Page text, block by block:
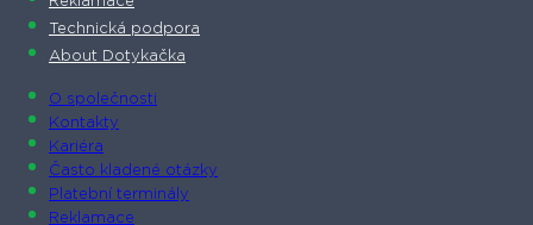
Technická podpora
About Dotykačka
O společnosti
Kontakty
Kariéra
Často kladené otázky
Platební terminály
Reklamace